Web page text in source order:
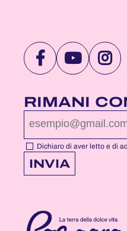
VISITA
PAGINA
FACEBOOK
DI
VISITA
DI
DI
RIMANI
Dichiaro di aver letto e di
INVIA